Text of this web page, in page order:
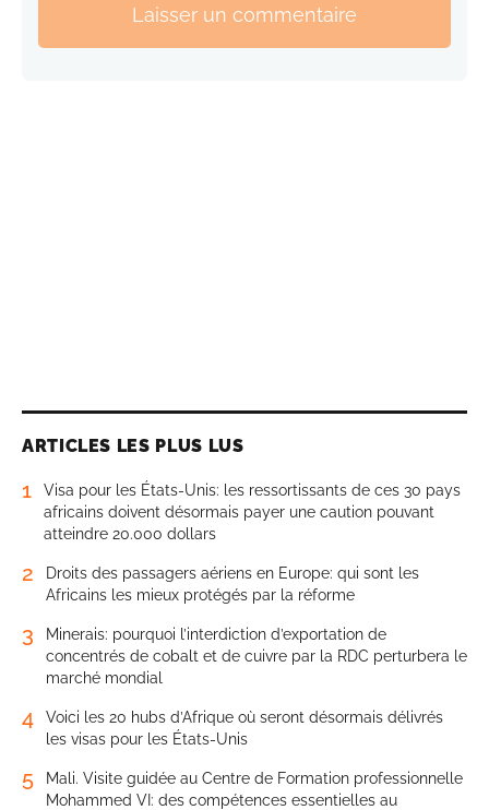
Laisser un commentaire
ARTICLES LES PLUS LUS
1
Visa pour les États-Unis: les ressortissants de ces 30 pays
africains doivent désormais payer une caution pouvant
atteindre 20.000 dollars
2
Droits des passagers aériens en Europe: qui sont les
Africains les mieux protégés par la réforme
3
Minerais: pourquoi l’interdiction d’exportation de
concentrés de cobalt et de cuivre par la RDC perturbera le
marché mondial
4
Voici les 20 hubs d’Afrique où seront désormais délivrés
les visas pour les États-Unis
5
Mali. Visite guidée au Centre de Formation professionnelle
Mohammed VI: des compétences essentielles au